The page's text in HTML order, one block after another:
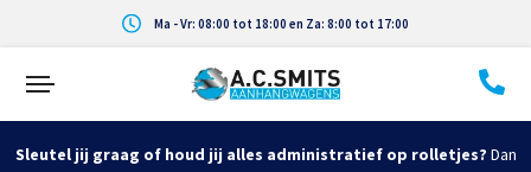
Ma - Vr: 08:00 tot 18:00 en Za: 8:00 tot 17:00
Sleutel jij graag of houd jij alles administratief op rolletjes? Dan